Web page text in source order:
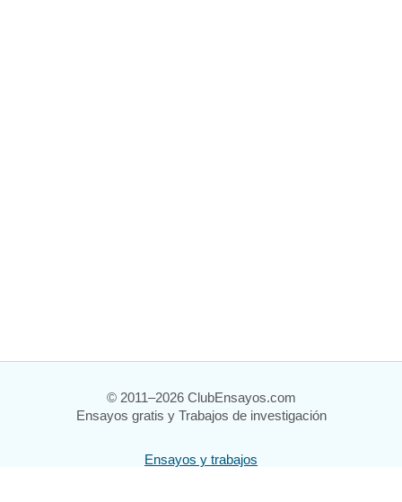
© 2011–2026 ClubEnsayos.com
Ensayos gratis y Trabajos de investigación
Ensayos y trabajos